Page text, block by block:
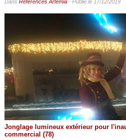
Dans Références Artémia- Publié le 17/12/2019
Jonglage lumineux extérieur pour
commercial (78)